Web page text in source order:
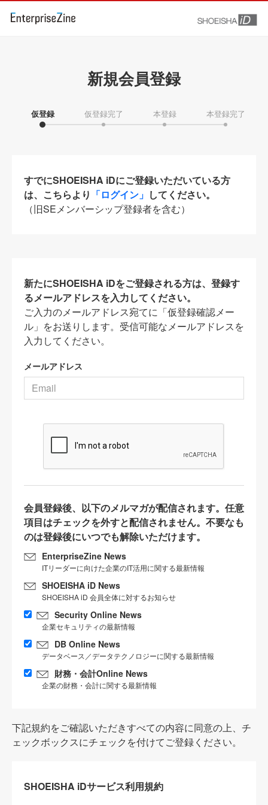
新規会員登録
仮登録 仮登録完了 本登録 本登録完了
すでにSHOEISHA iDにご登録いただいている方
は、こちらより 「ログイン」 してください。
（旧SEメンバーシップ登録者を含む）
新たにSHOEISHA iDをご登録される方は、登録す
るメールアドレスを入力してください。
ご入力のメールアドレス宛てに「仮登録確認メー
ル」をお送りします。受信可能なメールアドレスを
入力してください。
メールアドレス
会員登録後、以下のメルマガが配信されます。任意
項目はチェックを外すと配信されません。不要なも
のは登録後にいつでも解除いただけます。
EnterpriseZine News
ITリーダーに向けた企業のIT活用に関する最新情報
SHOEISHA iD News
SHOEISHA iD 会員全体に対するお知らせ
Security Online News
企業セキュリティの最新情報
DB Online News
データベース／データテクノロジーに関する最新情報
財務・会計Online News
企業の財務・会計に関する最新情報
下記規約をご確認いただきすべての内容に同意の上、チ
ェックボックスにチェックを付けてご登録ください。
SHOEISHA iDサービス利用規約